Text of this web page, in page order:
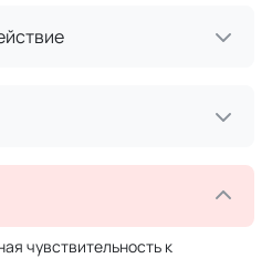
чувствительность к